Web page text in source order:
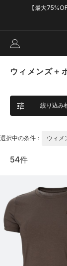
【最大
ウィメンズ＋
絞り込み
選択中の条件： ウィメ
54件